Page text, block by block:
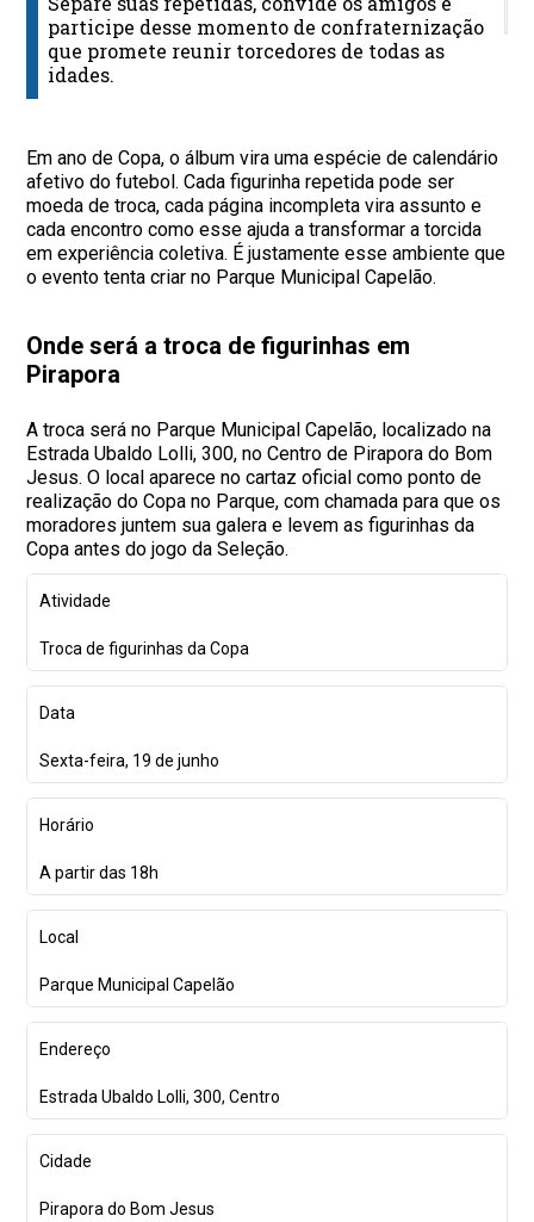
participe desse momento de confraternização
que promete reunir torcedores de todas as
idades.
Em ano de Copa, o álbum vira uma espécie de calendário
afetivo do futebol. Cada figurinha repetida pode ser
moeda de troca, cada página incompleta vira assunto e
cada encontro como esse ajuda a transformar a torcida
em experiência coletiva. É justamente esse ambiente que
o evento tenta criar no Parque Municipal Capelão.
Onde será a troca de figurinhas em
Pirapora
A troca será no Parque Municipal Capelão, localizado na
Estrada Ubaldo Lolli, 300, no Centro de Pirapora do Bom
Jesus. O local aparece no cartaz oficial como ponto de
realização do Copa no Parque, com chamada para que os
moradores juntem sua galera e levem as figurinhas da
Copa antes do jogo da Seleção.
Atividade
Troca de figurinhas da Copa
Data
Sexta-feira, 19 de junho
Horário
A partir das 18h
Local
Parque Municipal Capelão
Endereço
Estrada Ubaldo Lolli, 300, Centro
Cidade
Pirapora do Bom Jesus